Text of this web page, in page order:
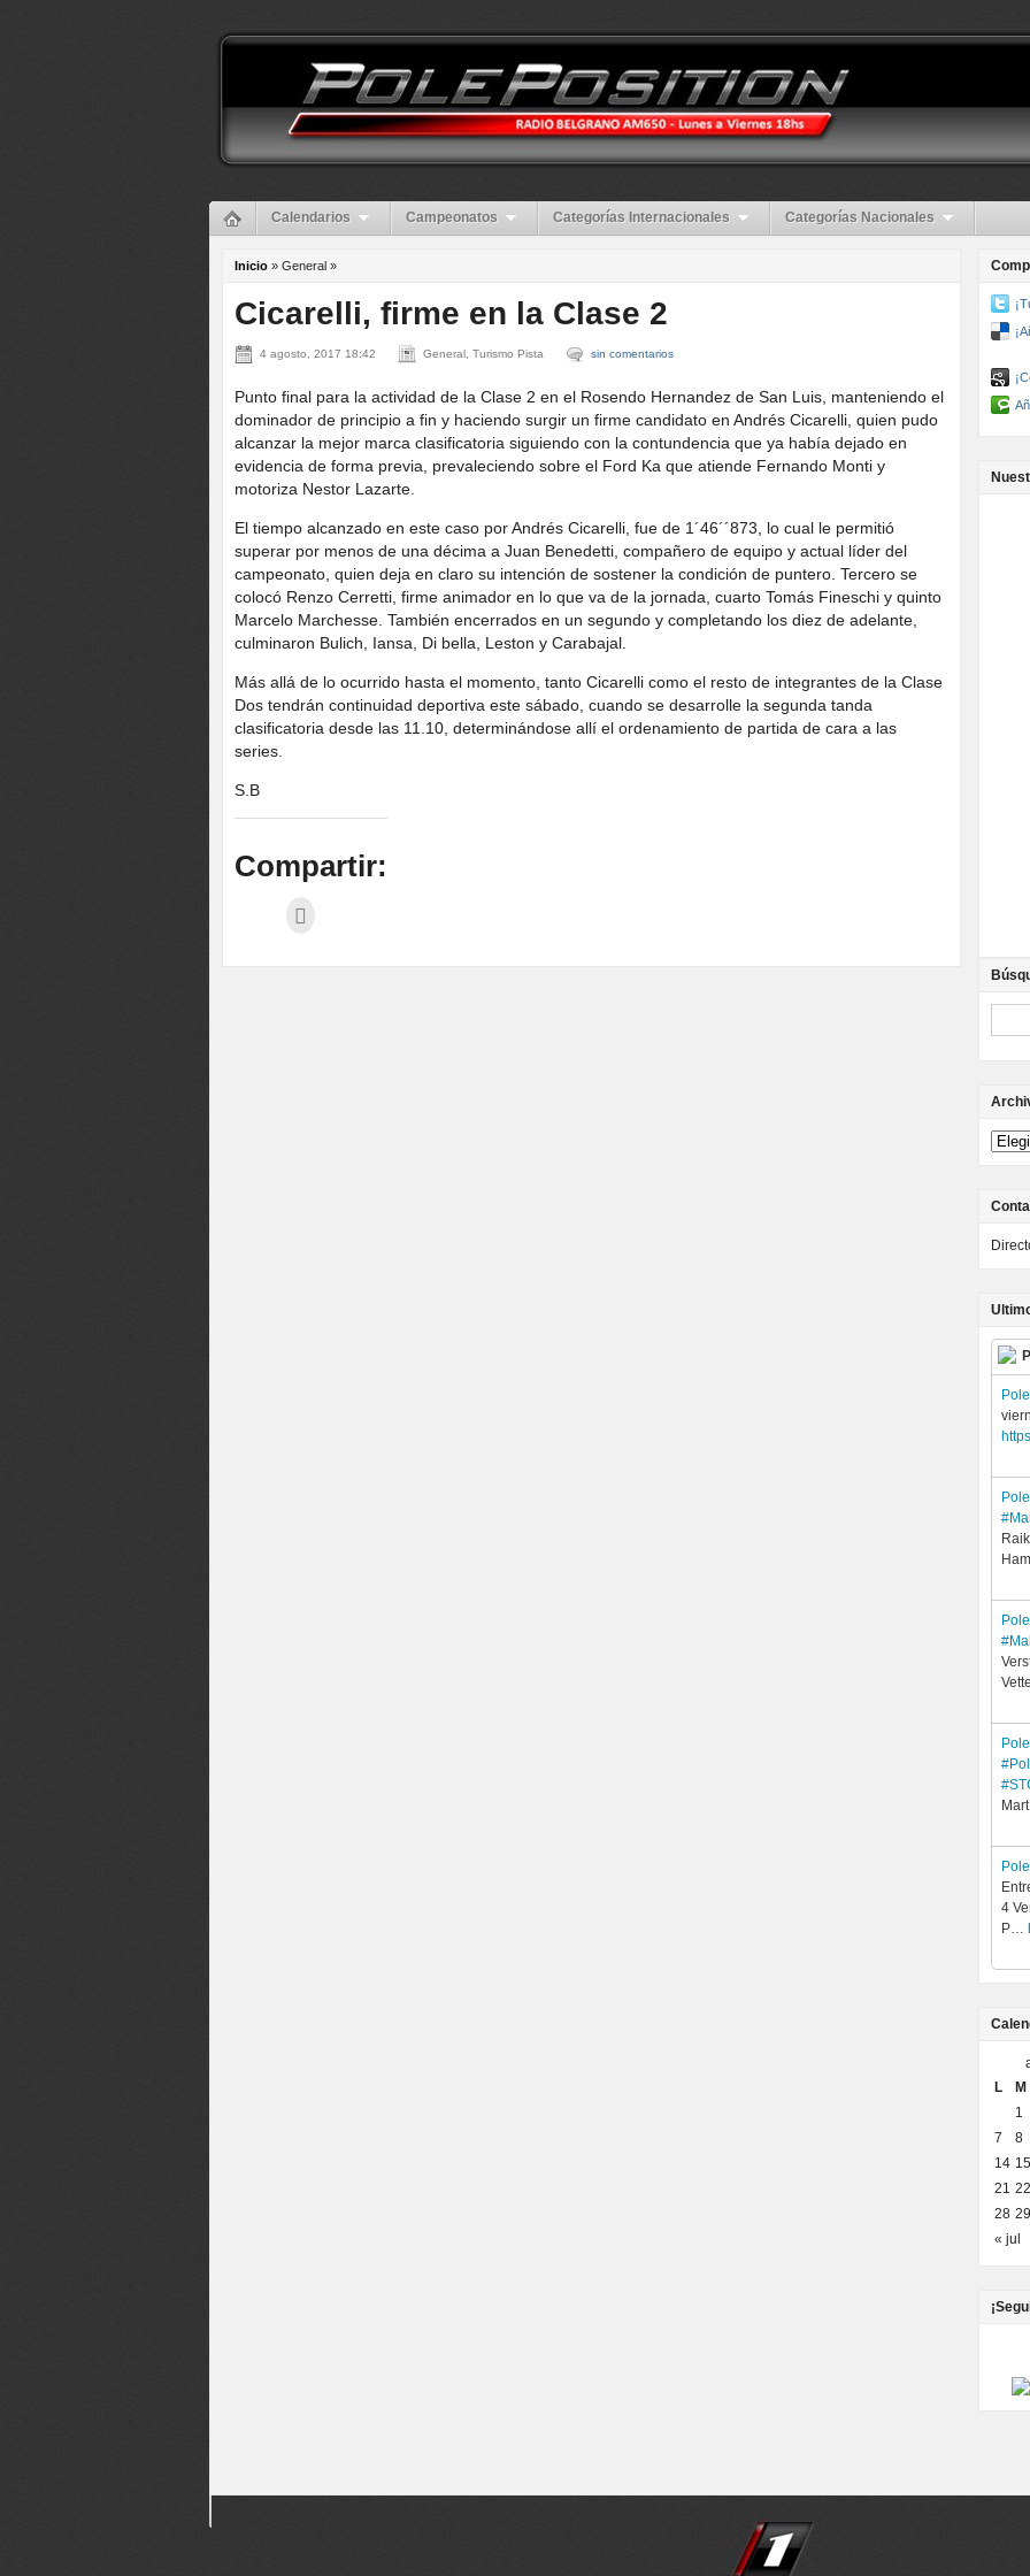
Calendarios Campeonatos Categorías Internacionales Categorías Nacionales
Inicio » General »
Cicarelli, firme en la Clase 2
4 agosto, 2017 18:42 General, Turismo Pista sin comentarios
Punto final para la actividad de la Clase 2 en el Rosendo Hernandez de San Luis, manteniendo el
dominador de principio a fin y haciendo surgir un firme candidato en Andrés Cicarelli, quien pudo
alcanzar la mejor marca clasificatoria siguiendo con la contundencia que ya había dejado en
evidencia de forma previa, prevaleciendo sobre el Ford Ka que atiende Fernando Monti y
motoriza Nestor Lazarte.
El tiempo alcanzado en este caso por Andrés Cicarelli, fue de 1´46´´873, lo cual le permitió
superar por menos de una décima a Juan Benedetti, compañero de equipo y actual líder del
campeonato, quien deja en claro su intención de sostener la condición de puntero. Tercero se
colocó Renzo Cerretti, firme animador en lo que va de la jornada, cuarto Tomás Fineschi y quinto
Marcelo Marchesse. También encerrados en un segundo y completando los diez de adelante,
culminaron Bulich, Iansa, Di bella, Leston y Carabajal.
Más allá de lo ocurrido hasta el momento, tanto Cicarelli como el resto de integrantes de la Clase
Dos tendrán continuidad deportiva este sábado, cuando se desarrolle la segunda tanda
clasificatoria desde las 11.10, determinándose allí el ordenamiento de partida de cara a las
series.
S.B
Compartir:
4
P…
L
M
« jul
1
7
8
14 15
21 22
28 29